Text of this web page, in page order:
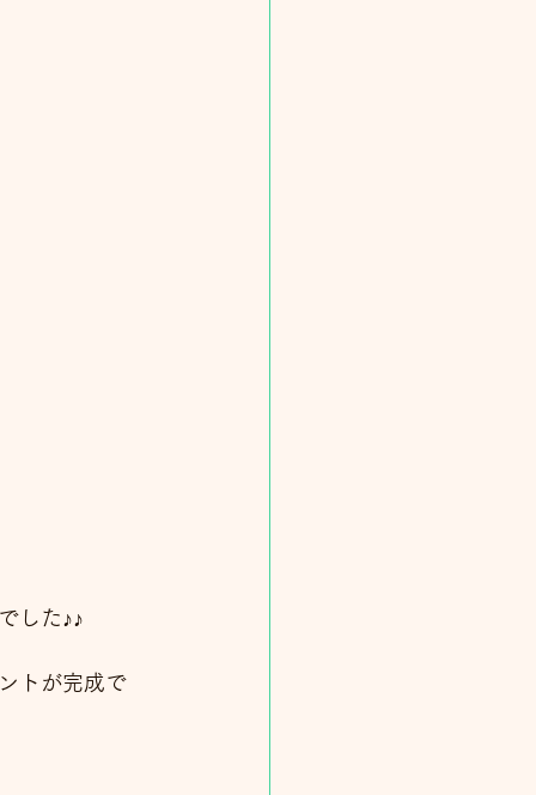
した♪♪
トが完成で